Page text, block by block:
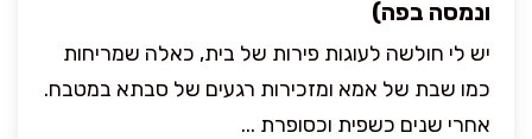
ונמסה בפה)
יש לי חולשה לעוגות פירות של בית, כאלה שמריחות
כמו שבת של אמא ומזכירות רגעים של סבתא במטבח.
אחרי שנים כשפית וכסופרת ...